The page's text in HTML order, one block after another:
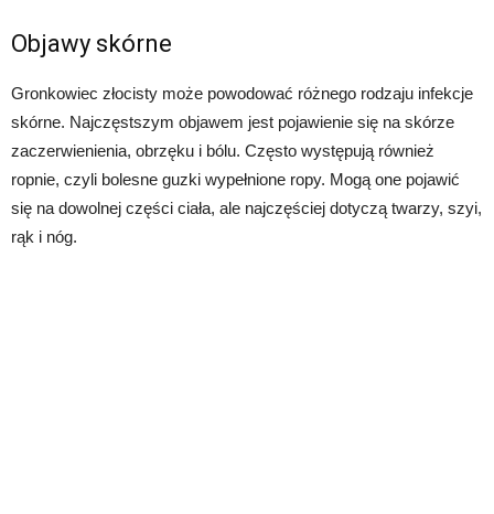
Objawy skórne
Gronkowiec złocisty może powodować różnego rodzaju infekcje
skórne. Najczęstszym objawem jest pojawienie się na skórze
zaczerwienienia, obrzęku i bólu. Często występują również
ropnie, czyli bolesne guzki wypełnione ropy. Mogą one pojawić
się na dowolnej części ciała, ale najczęściej dotyczą twarzy, szyi,
rąk i nóg.